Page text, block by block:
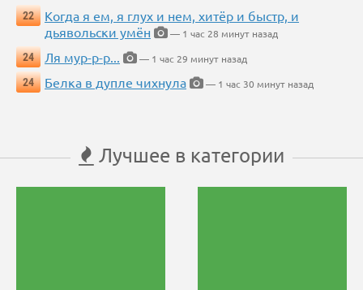
22
Когда я ем, я глух и нем, хитёр и быстр, и
дьявольски умён
— 1 час 28 минут назад
24
Ля мур-р-р...
— 1 час 29 минут назад
24
Белка в дупле чихнула — 1 час 30 минут назад
Лучшее в категории